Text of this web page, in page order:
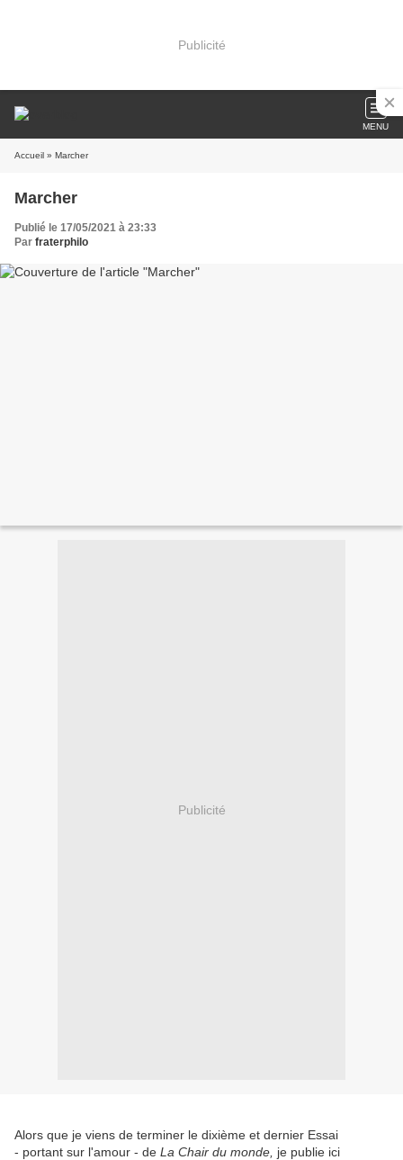
Publicité
MENU
Accueil » Marcher
Marcher
Publié le 17/05/2021 à 23:33
Par fraterphilo
Publicité
Alors que je viens de terminer le dixième et dernier Essai
- portant sur l'amour - de La Chair du monde, je publie ici